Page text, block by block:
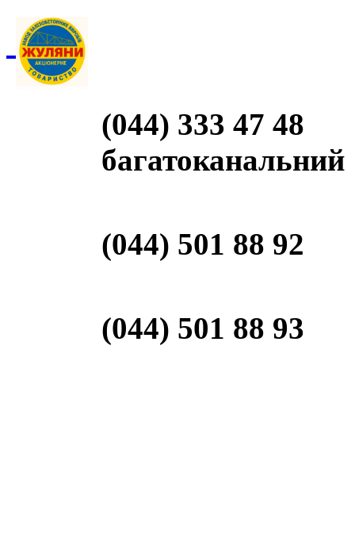
(044) 333 47 48
багатоканальний
(044) 501 88 92
(044) 501 88 93